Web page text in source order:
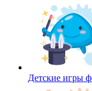
Детские игры